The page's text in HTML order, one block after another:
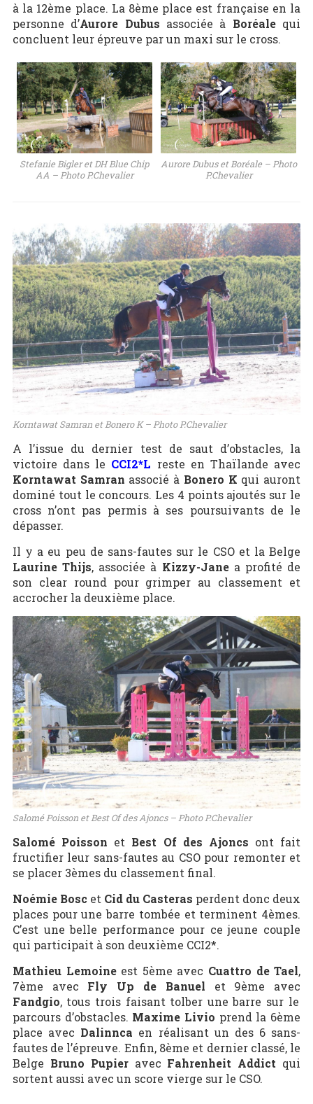
à la 12ème place. La 8ème place est française en la
personne d’Aurore Dubus associée à Boréalequi
concluent leur épreuve par un maxi sur le cross.
Stefanie Bigler et DH Blue Chip
AA – Photo P.Chevalier
Aurore Dubus et Boréale – Photo
P.Chevalier
Korntawat Samran et Bonero K – Photo P.Chevalier
A l’issue du dernier test de saut d’obstacles, la
victoire dans le CCI2*L reste en Thaïlande avec
Korntawat Samran associé à Bonero K qui auront
dominé tout le concours. Les 4 points ajoutés sur le
cross n’ont pas permis à ses poursuivants de le
dépasser.
Il y a eu peu de sans-fautes sur le CSO et la Belge
Laurine Thijs, associée à Kizzy-Janea profité de
son clear round pour grimper au classement et
accrocher la deuxième place.
Salomé Poisson et Best Of des Ajoncs – Photo P.Chevalier
Salomé Poisson et Best Of des Ajoncs ont fait
fructifier leur sans-fautes au CSO pour remonter et
se placer 3èmes du classement final.
Noémie Bosc et Cid du Casteras perdent donc deux
places pour une barre tombée et terminent 4èmes.
C’est une belle performance pour ce jeune couple
qui participait à son deuxième CCI2*.
Mathieu Lemoineest 5ème avec Cuattro de Tael,
7ème avec Fly Up de Banuel et 9ème avec
Fandgio, tous trois faisant tolber une barre sur le
parcours d’obstacles. Maxime Livio prend la 6ème
place avec Dalinnca en réalisant un des 6 sans-
fautes de l’épreuve. Enfin, 8ème et dernier classé, le
Belge Bruno Pupieravec Fahrenheit Addict qui
sortent aussi avec un score vierge sur le CSO.